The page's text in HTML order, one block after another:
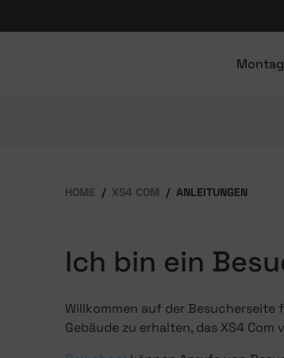
HOME XS4 COM ANLEITUNGEN
Ich bin ein
Willkommen auf der Besucherseite
Gebäude zu erhalten, das XS4 Com